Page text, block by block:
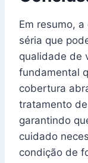
Em resumo,
séria que
qualidade de
fundamental
cobertura
tratamento
garantindo
cuidado
condição de